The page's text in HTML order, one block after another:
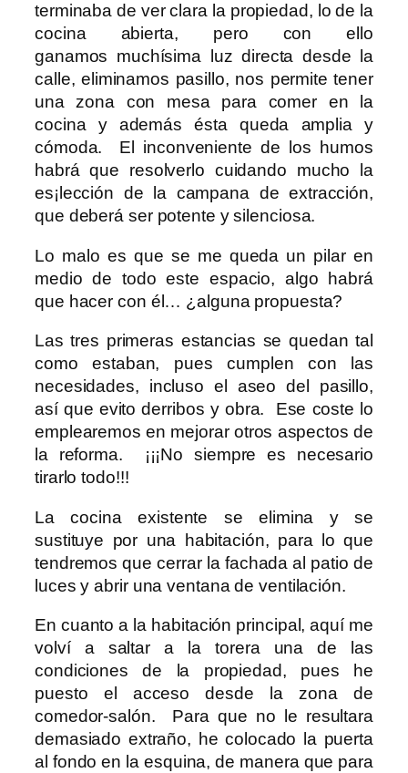
terminaba de ver clara la propiedad, lo de la
cocina abierta, pero con ello
ganamos muchísima luz directa desde la
calle, eliminamos pasillo, nos permite tener
una zona con mesa para comer en la
cocina y además ésta queda amplia y
cómoda. El inconveniente de los humos
habrá que resolverlo cuidando mucho la
es¡lección de la campana de extracción,
que deberá ser potente y silenciosa.
Lo malo es que se me queda un pilar en
medio de todo este espacio, algo habrá
que hacer con él… ¿alguna propuesta?
Las tres primeras estancias se quedan tal
como estaban, pues cumplen con las
necesidades, incluso el aseo del pasillo,
así que evito derribos y obra. Ese coste lo
emplearemos en mejorar otros aspectos de
la reforma. ¡¡¡No siempre es necesario
tirarlo todo!!!
La cocina existente se elimina y se
sustituye por una habitación, para lo que
tendremos que cerrar la fachada al patio de
luces y abrir una ventana de ventilación.
En cuanto a la habitación principal, aquí me
volví a saltar a la torera una de las
condiciones de la propiedad, pues he
puesto el acceso desde la zona de
comedor-salón. Para que no le resultara
demasiado extraño, he colocado la puerta
al fondo en la esquina, de manera que para